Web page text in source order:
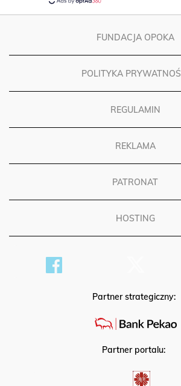
FUNDACJA OPOKA
POLITYKA
REGULAMIN
REKLAMA
PATRONAT
HOSTING
Partner strategiczny:
Partner portalu: